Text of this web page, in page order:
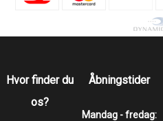
Hvor finder du
os?
Åbningstider
Mandag - fredag: